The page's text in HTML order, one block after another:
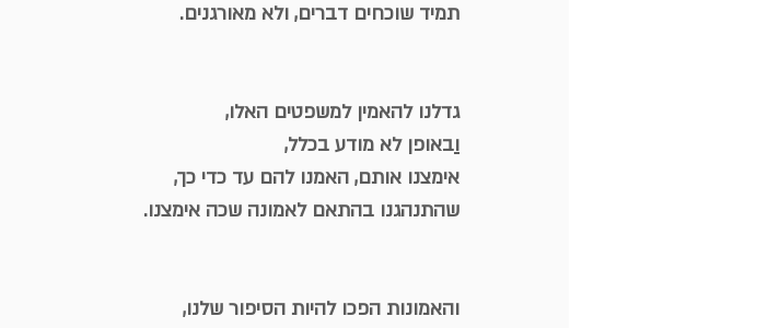
תמיד שוכחים דברים, ולא מאורגנים.
גדלנו להאמין למשפטים האלו,
ובאופן לא מודע בכלל,
אימצנו אותם, האמנו להם עד כדי כך,
שהתנהגנו בהתאם לאמונה שכה אימצנו.
והאמונות הפכו להיות הסיפור שלנו,